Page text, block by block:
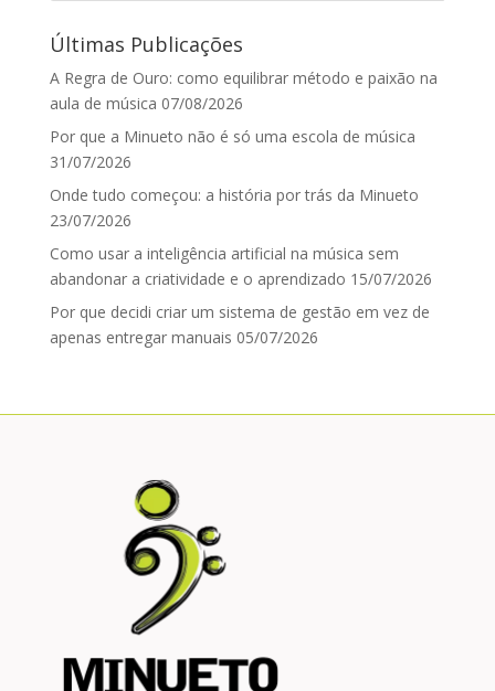
Últimas Publicações
A Regra de Ouro: como equilibrar método e paixão na
aula de música 07/08/2026
Por que a Minueto não é só uma escola de música
31/07/2026
Onde tudo começou: a história por trás da Minueto
23/07/2026
Como usar a inteligência artificial na música sem
abandonar a criatividade e o aprendizado 15/07/2026
Por que decidi criar um sistema de gestão em vez de
apenas entregar manuais 05/07/2026